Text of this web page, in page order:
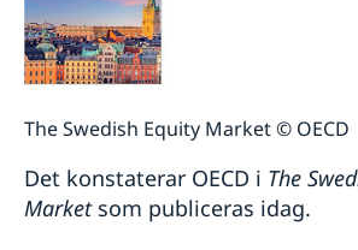
The Swedish Equity Market © OECD
Det konstaterar OECD i The
Marketsom publiceras idag.